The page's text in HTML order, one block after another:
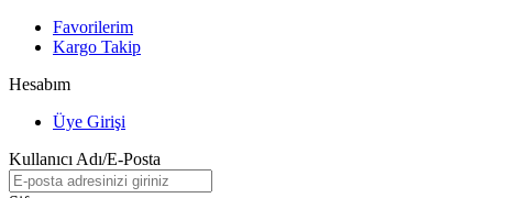
Favorilerim
Kargo Takip
Hesabım
Üye Girişi
Kullanıcı Adı/E-Posta